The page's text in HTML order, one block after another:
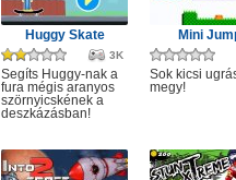
Huggy Skate
3K
Segíts Huggy-nak a
fura mégis aranyos
szörnyicskének a
deszkázásban!
Mini
Sok kicsi
megy!